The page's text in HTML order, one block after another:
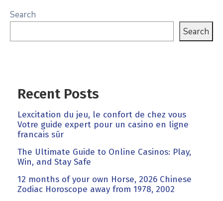
Search
Search
Recent Posts
Lexcitation du jeu, le confort de chez vous
Votre guide expert pour un casino en ligne
francais sûr
The Ultimate Guide to Online Casinos: Play,
Win, and Stay Safe
12 months of your own Horse, 2026 Chinese
Zodiac Horoscope away from 1978, 2002